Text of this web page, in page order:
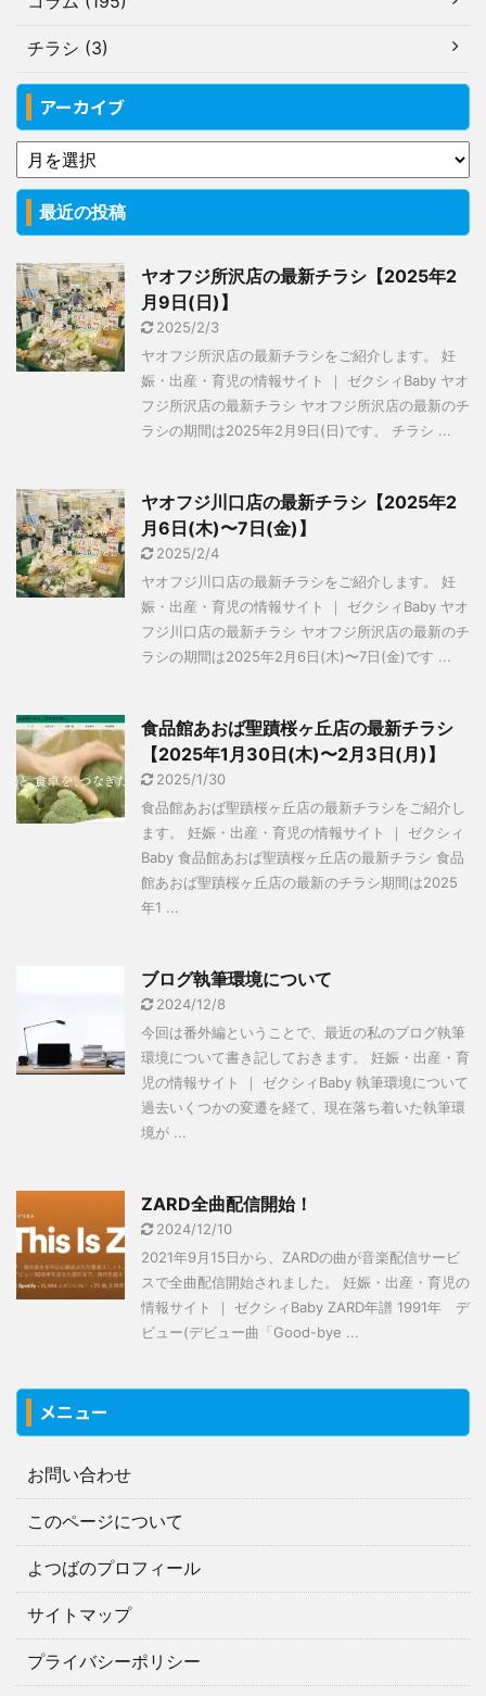
チラシ (3)
アーカイブ
最近の投稿
ヤオフジ所沢店の最新チラシ【2025年2
月9日(日)】
2025/2/3
ヤオフジ所沢店の最新チラシをご紹介します。 妊
娠・出産・育児の情報サイト ｜ ゼクシィBaby ヤオ
フジ所沢店の最新チラシ ヤオフジ所沢店の最新のチ
ラシの期間は2025年2月9日(日)です。 チラシ ...
ヤオフジ川口店の最新チラシ【2025年2
月6日(木)〜7日(金)】
2025/2/4
ヤオフジ川口店の最新チラシをご紹介します。 妊
娠・出産・育児の情報サイト ｜ ゼクシィBaby ヤオ
フジ川口店の最新チラシ ヤオフジ所沢店の最新のチ
ラシの期間は2025年2月6日(木)〜7日(金)です ...
食品館あおば聖蹟桜ヶ丘店の最新チラシ
【2025年1月30日(木)〜2月3日(月)】
2025/1/30
食品館あおば聖蹟桜ヶ丘店の最新チラシをご紹介し
ます。 妊娠・出産・育児の情報サイト ｜ ゼクシィ
Baby 食品館あおば聖蹟桜ヶ丘店の最新チラシ 食品
館あおば聖蹟桜ヶ丘店の最新のチラシ期間は2025
年1 ...
ブログ執筆環境について
2024/12/8
今回は番外編ということで、最近の私のブログ執筆
環境について書き記しておきます。 妊娠・出産・育
児の情報サイト ｜ ゼクシィBaby 執筆環境について
過去いくつかの変遷を経て、現在落ち着いた執筆環
境が ...
ZARD全曲配信開始！
2024/12/10
2021年9月15日から、ZARDの曲が音楽配信サービ
スで全曲配信開始されました。 妊娠・出産・育児の
情報サイト ｜ ゼクシィBaby ZARD年譜 1991年 デ
ビュー(デビュー曲「Good-bye ...
メニュー
お問い合わせ
このページについて
よつばのプロフィール
サイトマップ
プライバシーポリシー